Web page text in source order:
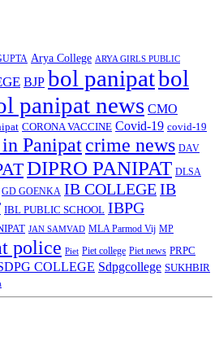
Arya College ARYA GIRLS PUBLIC
BJP bol panipatbol
panipat news CMO
CORONA VACCINE Covid-19 covid-19
Panipatcrime news DAV
DIPRO PANIPAT DLSA
GD GOENKA IB COLLEGEIB
IBL PUBLIC SCHOOL IBPG
JAN SAMVAD MLA Parmod Vij MP
police Piet Piet college Piet news PRPC
COLLEGE Sdpgcollege SUKHBIR